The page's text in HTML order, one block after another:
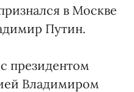
в Москве
Путин.
президентом
Владимиром